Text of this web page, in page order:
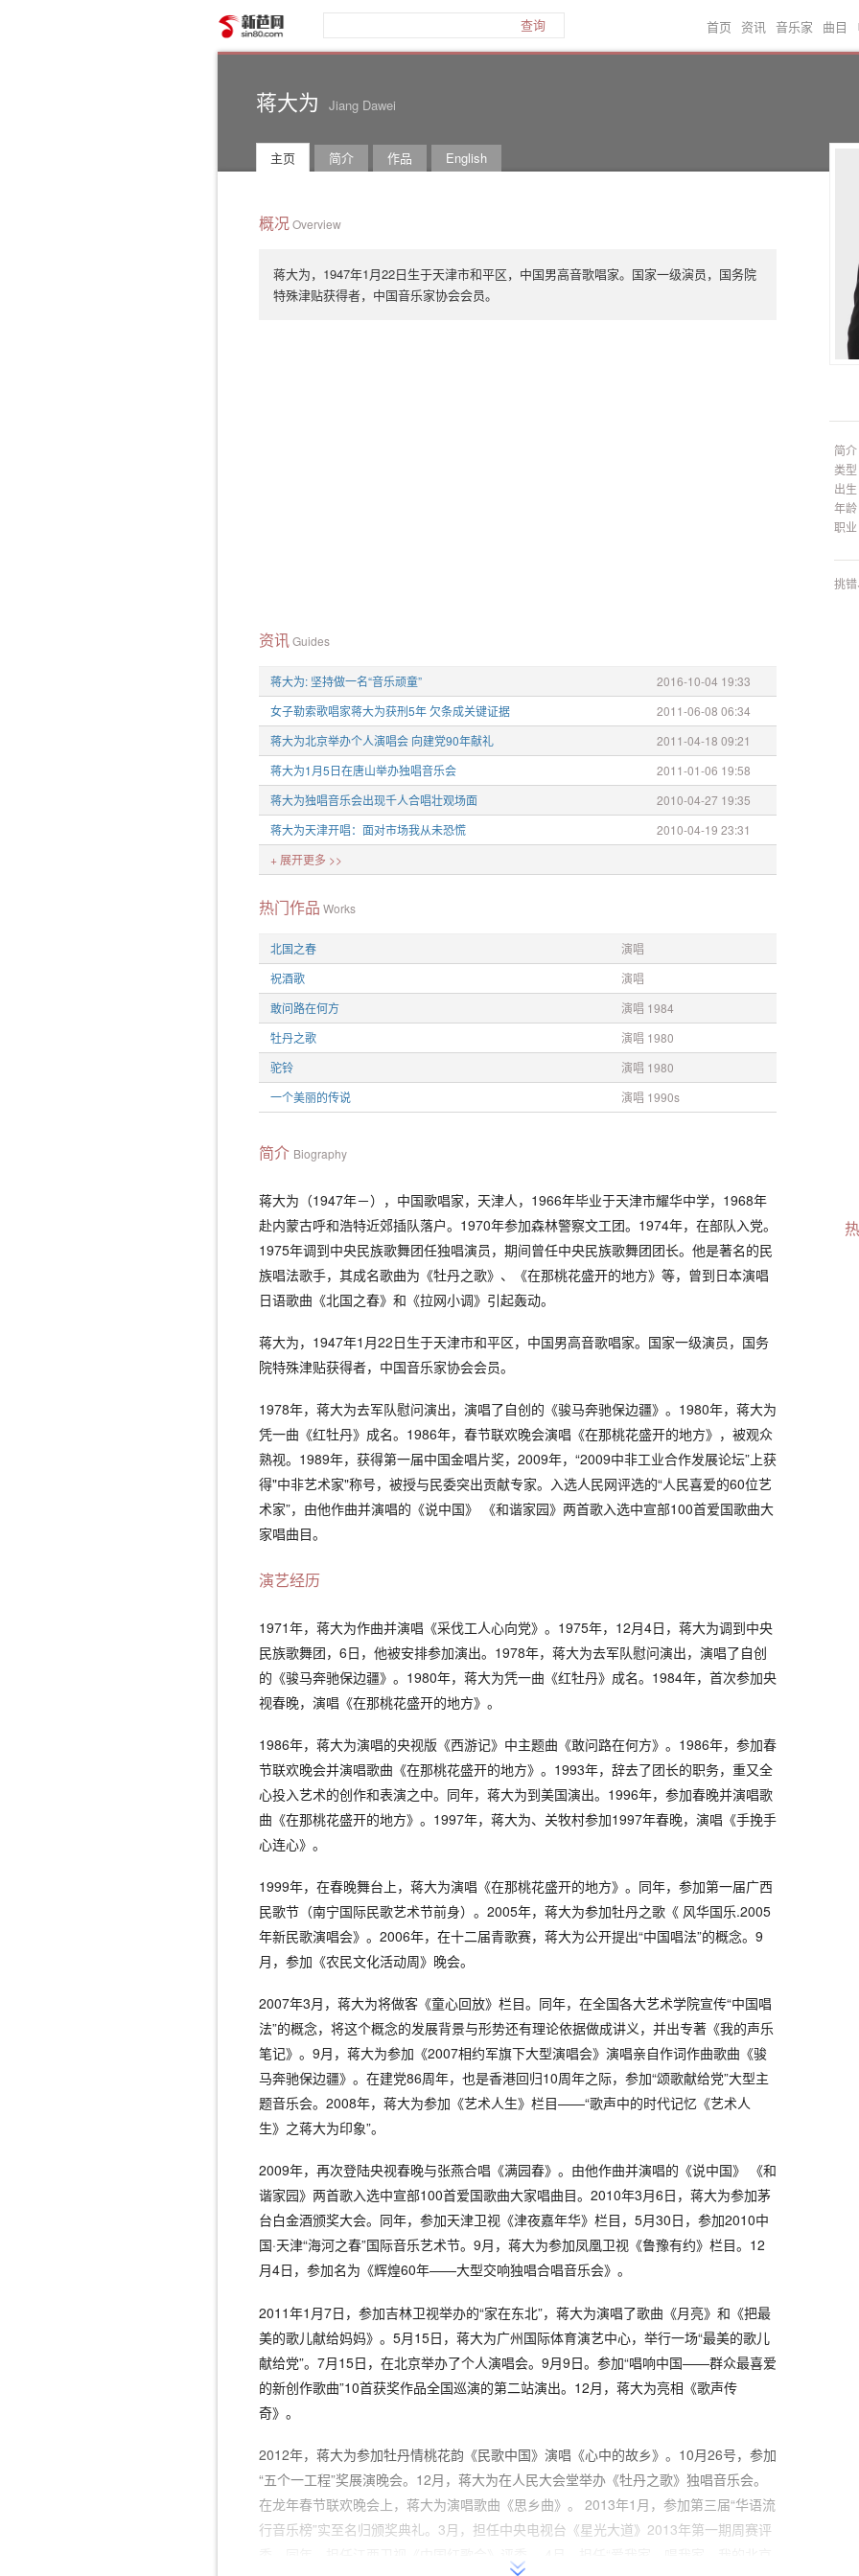
查询 首页 资讯 音乐家 曲目
蒋大为 Jiang Dawei
主页 简介 作品 English
概况Overview
蒋大为，1947年1月22日生于天津市和平区，中国男高音歌唱家。国家一级演员，国务院
特殊津贴获得者，中国音乐家协会会员。
资讯Guides
蒋大为: 坚持做一名“音乐顽童”
2016-10-04 19:33
女子勒索歌唱家蒋大为获刑5年 欠条成关键证据
2011-06-08 06:34
蒋大为北京举办个人演唱会 向建党90年献礼
2011-04-18 09:21
蒋大为1月5日在唐山举办独唱音乐会
2011-01-06 19:58
蒋大为独唱音乐会出现千人合唱壮观场面
2010-04-27 19:35
蒋大为天津开唱：面对市场我从未恐慌
2010-04-19 23:31
+ 展开更多 >>
热门作品 Works
北国之春
演唱
祝酒歌
演唱
敢问路在何方
演唱 1984
牡丹之歌
演唱 1980
驼铃
演唱 1980
一个美丽的传说
演唱 1990s
简介 Biography
蒋大为（1947年－），中国歌唱家，天津人，1966年毕业于天津市耀华中学，1968年
赴内蒙古呼和浩特近郊插队落户。1970年参加森林警察文工团。1974年，在部队入党。
1975年调到中央民族歌舞团任独唱演员，期间曾任中央民族歌舞团团长。他是著名的民
族唱法歌手，其成名歌曲为《牡丹之歌》、《在那桃花盛开的地方》等，曾到日本演唱
日语歌曲《北国之春》和《拉网小调》引起轰动。
蒋大为，1947年1月22日生于天津市和平区，中国男高音歌唱家。国家一级演员，国务
院特殊津贴获得者，中国音乐家协会会员。
1978年，蒋大为去军队慰问演出，演唱了自创的《骏马奔驰保边疆》。1980年，蒋大为
凭一曲《红牡丹》成名。1986年，春节联欢晚会演唱《在那桃花盛开的地方》，被观众
熟视。1989年，获得第一届中国金唱片奖，2009年，“2009中非工业合作发展论坛”上获
得"中非艺术家"称号，被授与民委突出贡献专家。入选人民网评选的“人民喜爱的60位艺
术家”，由他作曲并演唱的《说中国》 《和谐家园》两首歌入选中宣部100首爱国歌曲大
家唱曲目。
演艺经历
1971年，蒋大为作曲并演唱《采伐工人心向党》。1975年，12月4日，蒋大为调到中央
民族歌舞团，6日，他被安排参加演出。1978年，蒋大为去军队慰问演出，演唱了自创
的《骏马奔驰保边疆》。1980年，蒋大为凭一曲《红牡丹》成名。1984年，首次参加央
视春晚，演唱《在那桃花盛开的地方》。
1986年，蒋大为演唱的央视版《西游记》中主题曲《敢问路在何方》。1986年，参加春
节联欢晚会并演唱歌曲《在那桃花盛开的地方》。1993年，辞去了团长的职务，重又全
心投入艺术的创作和表演之中。同年，蒋大为到美国演出。1996年，参加春晚并演唱歌
曲《在那桃花盛开的地方》。1997年，蒋大为、关牧村参加1997年春晚，演唱《手挽手
心连心》。
1999年，在春晚舞台上，蒋大为演唱《在那桃花盛开的地方》。同年，参加第一届广西
民歌节（南宁国际民歌艺术节前身）。2005年，蒋大为参加牡丹之歌《 风华国乐.2005
年新民歌演唱会》。2006年，在十二届青歌赛，蒋大为公开提出“中国唱法”的概念。9
月，参加《农民文化活动周》晚会。
2007年3月，蒋大为将做客《童心回放》栏目。同年，在全国各大艺术学院宣传“中国唱
法”的概念，将这个概念的发展背景与形势还有理论依据做成讲义，并出专著《我的声乐
笔记》。9月，蒋大为参加《2007相约军旗下大型演唱会》演唱亲自作词作曲歌曲《骏
马奔驰保边疆》。在建党86周年，也是香港回归10周年之际，参加“颂歌献给党”大型主
题音乐会。2008年，蒋大为参加《艺术人生》栏目——“歌声中的时代记忆《艺术人
生》之蒋大为印象”。
2009年，再次登陆央视春晚与张燕合唱《满园春》。由他作曲并演唱的《说中国》 《和
谐家园》两首歌入选中宣部100首爱国歌曲大家唱曲目。2010年3月6日，蒋大为参加茅
台白金酒颁奖大会。同年，参加天津卫视《津夜嘉年华》栏目，5月30日，参加2010中
国·天津“海河之春”国际音乐艺术节。9月，蒋大为参加凤凰卫视《鲁豫有约》栏目。12
月4日，参加名为《辉煌60年——大型交响独唱合唱音乐会》。
2011年1月7日，参加吉林卫视举办的“家在东北”，蒋大为演唱了歌曲《月亮》和《把最
美的歌儿献给妈妈》。5月15日，蒋大为广州国际体育演艺中心，举行一场“最美的歌儿
献给党”。7月15日，在北京举办了个人演唱会。9月9日。参加“唱响中国——群众最喜爱
的新创作歌曲”10首获奖作品全国巡演的第二站演出。12月，蒋大为亮相《歌声传
奇》。
2012年，蒋大为参加牡丹情桃花韵《民歌中国》演唱《心中的故乡》。10月26号，参加
“五个一工程”奖展演晚会。12月，蒋大为在人民大会堂举办《牡丹之歌》独唱音乐会。
在龙年春节联欢晚会上，蒋大为演唱歌曲《思乡曲》。 2013年1月，参加第三届“华语流
行音乐榜”实至名归颁奖典礼。3月，担任中央电视台《星光大道》2013年第一期周赛评
简介
类型
出生
年龄
职业
挑错